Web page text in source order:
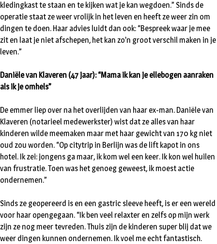
kledingkast te staan en te kijken wat je kan wegdoen.” Sinds de
operatie staat ze weer vrolijk in het leven en heeft ze weer zin om
dingen te doen. Haar advies luidt dan ook: “Bespreek waar je mee
zit en laat je niet afschepen, het kan zo’n groot verschil maken in je
leven.”
Daniële van Klaveren (47 jaar): “Mama ik kan je ellebogen aanraken
als ik je omhels”
De emmer liep over na het overlijden van haar ex-man. Daniële van
Klaveren (notarieel medewerkster) wist dat ze alles van haar
kinderen wilde meemaken maar met haar gewicht van 170 kg niet
oud zou worden. “Op citytrip in Berlijn was de lift kapot in ons
hotel. Ik zei: jongens ga maar, ik kom wel een keer. Ik kon wel huilen
van frustratie. Toen was het genoeg geweest, ik moest actie
ondernemen.”
Sinds ze geopereerd is en een gastric sleeve heeft, is er een wereld
voor haar opengegaan. “Ik ben veel relaxter en zelfs op mijn werk
zijn ze nog meer tevreden. Thuis zijn de kinderen super blij dat we
weer dingen kunnen ondernemen. Ik voel me echt fantastisch.